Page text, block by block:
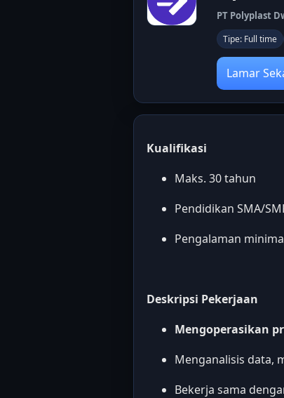
PT Polyplast
Tipe: Full time
Lamar
Kualifikasi
Maks. 30 tahun
Pendidikan SMA/
Pengalaman
Deskripsi Pekerjaan
Mengoperasikan
Menganalisis data,
Bekerja sama